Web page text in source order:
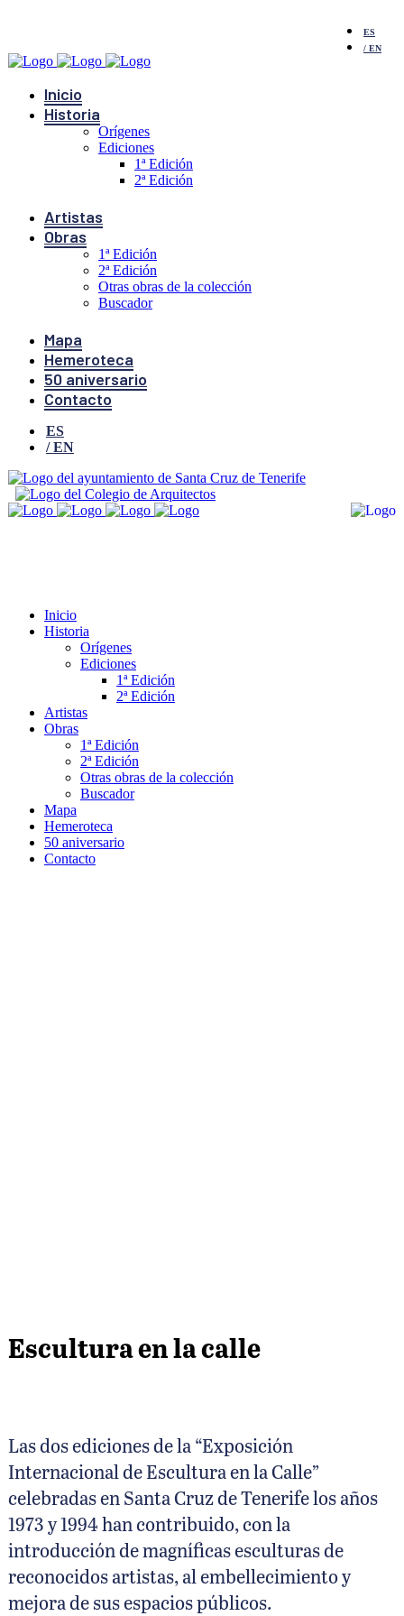
ES
EN
Inicio
Historia
Orígenes
Ediciones
1ª Edición
2ª Edición
Artistas
Obras
1ª Edición
2ª Edición
Otras obras de la colección
Buscador
Mapa
Hemeroteca
50 aniversario
Contacto
ES
EN
Inicio
Historia
Orígenes
Ediciones
1ª Edición
2ª Edición
Artistas
Obras
1ª Edición
2ª Edición
Otras obras de la colección
Buscador
Mapa
Hemeroteca
50 aniversario
Contacto
Escultura en la calle
Las dos ediciones de la “Exposición
Internacional de Escultura en la Calle”
celebradas en Santa Cruz de Tenerife los años
1973 y 1994 han contribuido, con la
introducción de magníficas esculturas de
reconocidos artistas, al embellecimiento y
mejora de sus espacios públicos.